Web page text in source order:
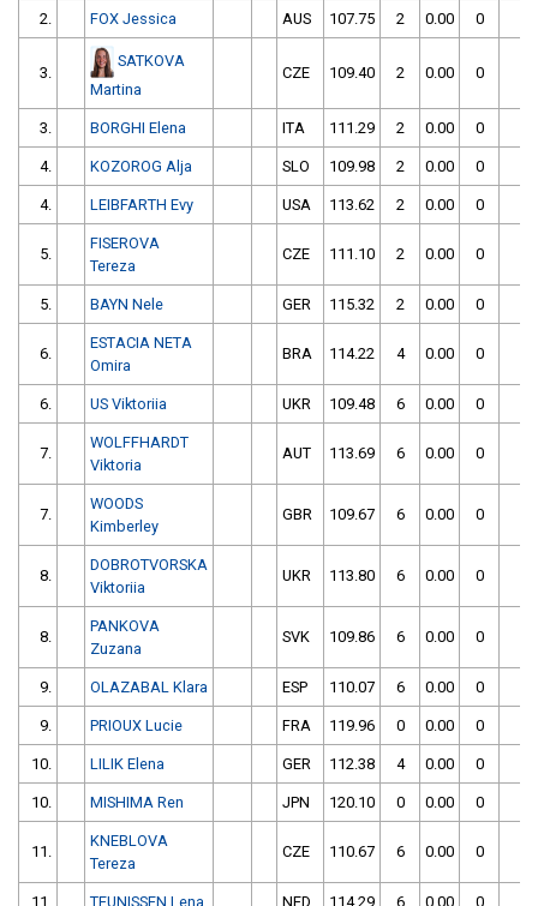
2. FOX Jessica AUS 107.75 2 0.00 0
3.
SATKOVA
Martina
CZE 109.40 2 0.00 0
3. BORGHI Elena ITA 111.29 2 0.00 0
4. KOZOROG Alja SLO 109.98 2 0.00 0
4. LEIBFARTH Evy USA 113.62 2 0.00 0
5.
FISEROVA
Tereza
CZE 111.10 2 0.00 0
5. BAYN Nele GER 115.32 2 0.00 0
6.
ESTACIA NETA
Omira
BRA 114.22 4 0.00 0
6. US Viktoriia UKR 109.48 6 0.00 0
7.
WOLFFHARDT
Viktoria
AUT 113.69 6 0.00 0
7.
WOODS
Kimberley
GBR 109.67 6 0.00 0
8.
DOBROTVORSKA
Viktoriia
UKR 113.80 6 0.00 0
8.
PANKOVA
Zuzana
SVK 109.86 6 0.00 0
9. OLAZABAL Klara ESP 110.07 6 0.00 0
9. PRIOUX Lucie FRA 119.96 0 0.00 0
10. LILIK Elena GER 112.38 4 0.00 0
10. MISHIMA Ren JPN 120.10 0 0.00 0
11.
KNEBLOVA
Tereza
CZE 110.67 6 0.00 0
11. TEUNISSEN Lena NED 114.29 6 0.00 0